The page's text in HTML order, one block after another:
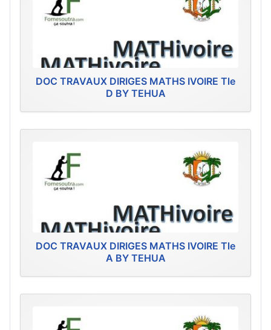
DOC TRAVAUX DIRIGES MATHS IVOIRE Tle
D BY TEHUA
DOC TRAVAUX DIRIGES MATHS IVOIRE Tle
A BY TEHUA